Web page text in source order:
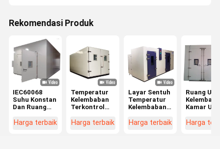
Rekomendasi Produk
IEC60068
Suhu Konstan
Dan Ruang
Berjalan Di
Harga terbaik
Temperatur
Kelembaban
Terkontrol
Lingkungan
Harga terbaik
Layar Sentuh
Temperatur
Kelembaban
Iklim,
Harga terbaik
Ruang Uji
Kamar Uji
- Di Ruang
Harga